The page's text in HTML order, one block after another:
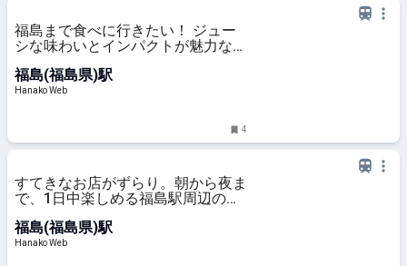
福島まで食べに行きたい！ ジュー
シな味わいとインパクトが魅力な
福島(福島県)駅
Hanako Web
4
すてきなお店がずらり。朝から夜ま
で、1日中楽しめる福島駅周辺の散
福島(福島県)駅
Hanako Web